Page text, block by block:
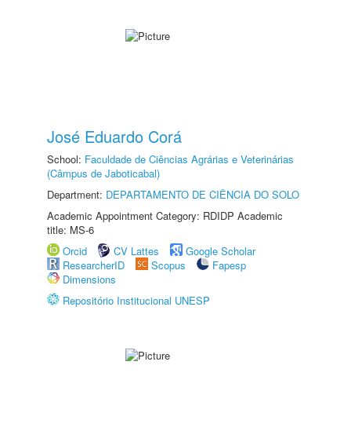
José Eduardo Corá
School: Faculdade de Ciências Agrárias e Veterinárias
(Câmpus de Jaboticabal)
Department: DEPARTAMENTO DE CIÊNCIA DO SOLO
Academic Appointment Category: RDIDP Academic
title: MS-6
Orcid
CV Lattes
Google Scholar
ResearcherID
Scopus
Fapesp
Dimensions
Repositório Institucional UNESP